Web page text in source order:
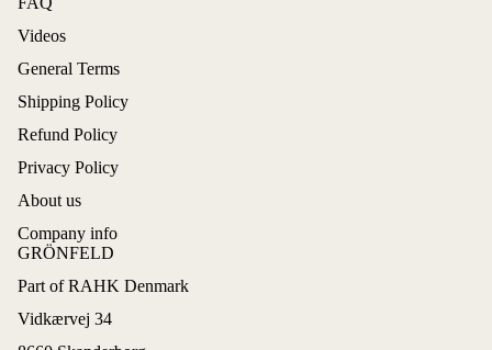
Videos
General Terms
Shipping Policy
Refund Policy
Privacy Policy
About us
Company info
GRÖNFELD
Part of RAHK Denmark
Vidkærvej 34Terugbetalingsbeleid
Privacybeleid